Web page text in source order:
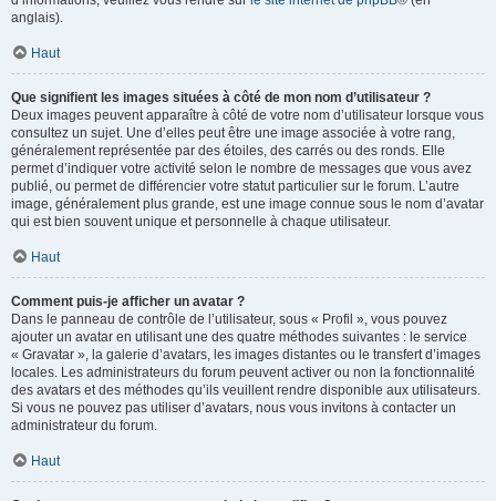
anglais).
Haut
Que signifient les images situées à côté de mon nom d’utilisateur ?
Deux images peuvent apparaître à côté de votre nom d’utilisateur lorsque vous
consultez un sujet. Une d’elles peut être une image associée à votre rang,
généralement représentée par des étoiles, des carrés ou des ronds. Elle
permet d’indiquer votre activité selon le nombre de messages que vous avez
publié, ou permet de différencier votre statut particulier sur le forum. L’autre
image, généralement plus grande, est une image connue sous le nom d’avatar
qui est bien souvent unique et personnelle à chaque utilisateur.
Haut
Comment puis-je afficher un avatar ?
Dans le panneau de contrôle de l’utilisateur, sous « Profil », vous pouvez
ajouter un avatar en utilisant une des quatre méthodes suivantes : le service
« Gravatar », la galerie d’avatars, les images distantes ou le transfert d’images
locales. Les administrateurs du forum peuvent activer ou non la fonctionnalité
des avatars et des méthodes qu’ils veuillent rendre disponible aux utilisateurs.
Si vous ne pouvez pas utiliser d’avatars, nous vous invitons à contacter un
administrateur du forum.
Haut